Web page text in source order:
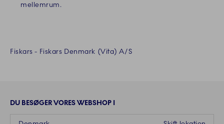
mellemrum.
Fiskars - Fiskars Denmark (Vita) A/S
DU BESØGER VORES WEBSHOP I